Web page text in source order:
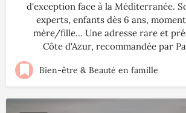
d'exception face à la Méditerranée.
experts, enfants dès 6 ans,
mère/fille… Une adresse rare et
Côte d'Azur, recommandée par
Bien-être & Beauté en famille